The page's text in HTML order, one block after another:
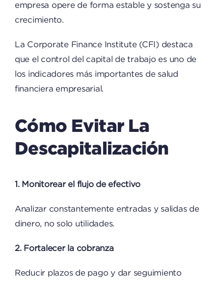
empresa opere de forma estable y sostenga su
crecimiento.
La Corporate Finance Institute(CFI) destaca
que el control del capital de trabajo es uno de
los indicadores más importantes de salud
financiera empresarial.
Cómo Evitar La
Descapitalización
1. Monitorear el flujo de efectivo
Analizar constantemente entradas y salidas de
dinero, no solo utilidades.
2. Fortalecer la cobranza
Reducir plazos de pago y dar seguimiento